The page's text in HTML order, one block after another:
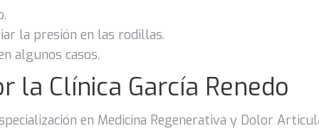
la presión en las rodillas.
algunos casos.
la Clínica García Renedo
en Medicina Regenerativa y Dolor